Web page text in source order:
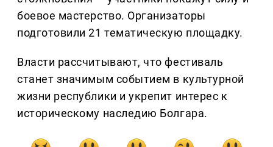
боевое мастерство. Организаторы
подготовили 21 тематическую площадку.
Власти рассчитывают, что фестиваль
станет значимым событием в культурной
жизни республики и укрепит интерес к
историческому наследию Болгара.